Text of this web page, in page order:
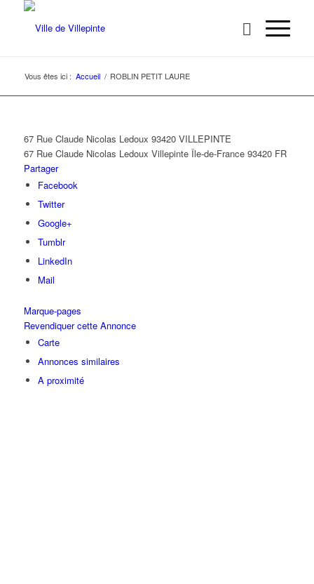
Vous êtes ici : Accueil / ROBLIN PETIT LAURE
67 Rue Claude Nicolas Ledoux 93420 VILLEPINTE
67 Rue Claude Nicolas Ledoux Villepinte Île-de-France 93420 FR
Partager
Facebook
Twitter
Google+
Tumblr
LinkedIn
Mail
Marque-pages
Revendiquer cette Annonce
Carte
Annonces similaires
A proximité